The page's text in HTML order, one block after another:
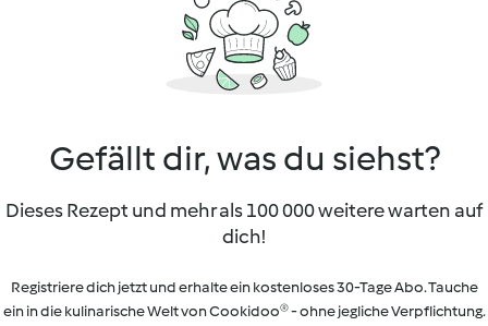
Gefällt dir, was du siehst?
Dieses Rezept und mehr als 100 000 weitere warten auf
dich!
Registriere dich jetzt und erhalte ein kostenloses 30-Tage Abo. Tauche
ein in die kulinarische Welt von Cookidoo® - ohne jegliche Verpflichtung.